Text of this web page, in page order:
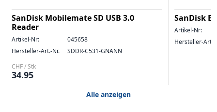
SanDisk Mobilemate SD USB 3.0
Reader
Artikel-Nr:
045658
Hersteller-Art.-Nr.
SDDR-C531-GNANN
CHF / Stk
34.95
SanDisk
Artikel-Nr:
Hersteller-Art.-
Alle anzeigen